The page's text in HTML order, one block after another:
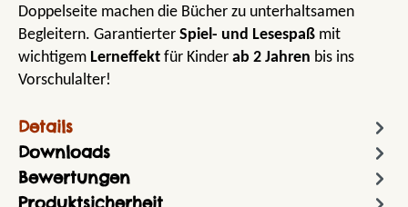
Doppelseite machen die Bücher zu unterhaltsamen
Begleitern. Garantierter Spiel- und Lesespaß mit
wichtigem Lerneffekt für Kinder ab 2 Jahren bis ins
Vorschulalter!
Details
Downloads
Bewertungen
Produktsicherheit